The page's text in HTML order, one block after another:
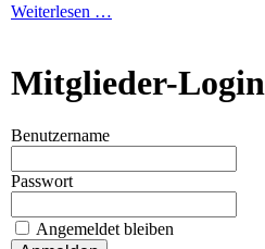
Weiterlesen …
Mitglieder-Login
Benutzername
Passwort
Angemeldet bleiben